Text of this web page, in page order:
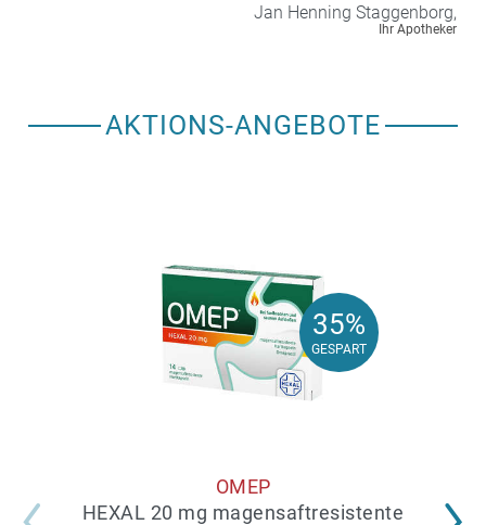
Jan Henning Staggenborg,
Ihr Apotheker
AKTIONS-ANGEBOTE
35%
GESPART
35%
GESPART
OMEP
HEXAL 20 mg magensaftresistente